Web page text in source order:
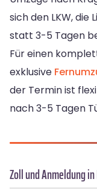
sich den LKW,
statt 3-5 Tagen
Für einen
exklusive
der Termin ist
nach 3-5 Tagen
Zoll und Anmeldung